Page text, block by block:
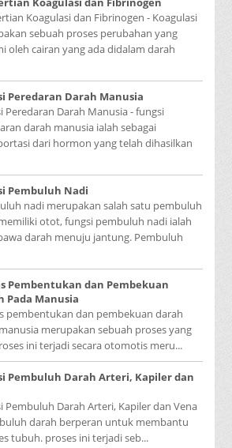
Koagulasi dan Fibrinogen - Koagulasi
sebuah proses perubahan yang
oleh cairan yang ada didalam darah
Peredaran Darah Manusia
Peredaran Darah Manusia - fungsi
darah manusia ialah sebagai
dari hormon yang telah dihasilkan
Pembuluh Nadi
nadi merupakan salah satu pembuluh
otot, fungsi pembuluh nadi ialah
darah menuju jantung. Pembuluh
Pembentukan dan Pembekuan
Pada Manusia
pembentukan dan pembekuan darah
merupakan sebuah proses yang
ini terjadi secara otomotis meru...
Pembuluh Darah Arteri, Kapiler dan
Pembuluh Darah Arteri, Kapiler dan Vena
darah berperan untuk membantu
tubuh. proses ini terjadi seb...